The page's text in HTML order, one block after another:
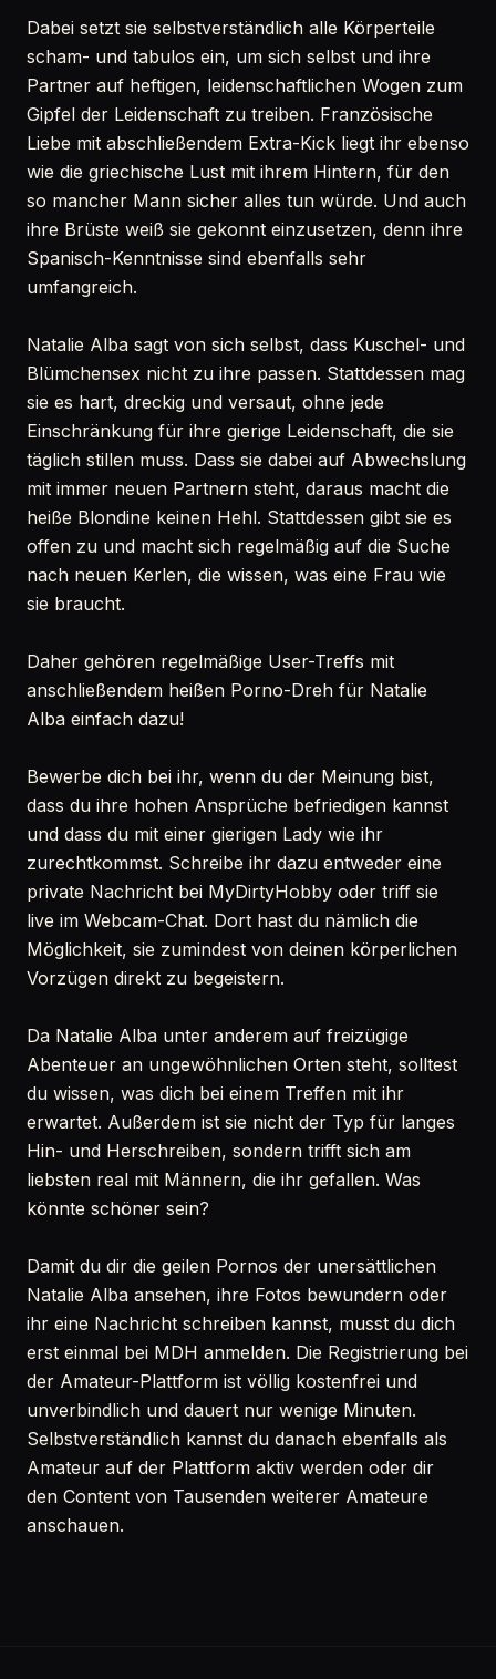
Dabei setzt sie selbstverständlich alle Körperteile
scham- und tabulos ein, um sich selbst und ihre
Partner auf heftigen, leidenschaftlichen Wogen zum
Gipfel der Leidenschaft zu treiben. Französische
Liebe mit abschließendem Extra-Kick liegt ihr ebenso
wie die griechische Lust mit ihrem Hintern, für den
so mancher Mann sicher alles tun würde. Und auch
ihre Brüste weiß sie gekonnt einzusetzen, denn ihre
Spanisch-Kenntnisse sind ebenfalls sehr
umfangreich.
Natalie Alba sagt von sich selbst, dass Kuschel- und
Blümchensex nicht zu ihre passen. Stattdessen mag
sie es hart, dreckig und versaut, ohne jede
Einschränkung für ihre gierige Leidenschaft, die sie
täglich stillen muss. Dass sie dabei auf Abwechslung
mit immer neuen Partnern steht, daraus macht die
heiße Blondine keinen Hehl. Stattdessen gibt sie es
offen zu und macht sich regelmäßig auf die Suche
nach neuen Kerlen, die wissen, was eine Frau wie
sie braucht.
Daher gehören regelmäßige User-Treffs mit
anschließendem heißen Porno-Dreh für Natalie
Alba einfach dazu!
Bewerbe dich bei ihr, wenn du der Meinung bist,
dass du ihre hohen Ansprüche befriedigen kannst
und dass du mit einer gierigen Lady wie ihr
zurechtkommst. Schreibe ihr dazu entweder eine
private Nachricht bei MyDirtyHobby oder triff sie
live im Webcam-Chat. Dort hast du nämlich die
Möglichkeit, sie zumindest von deinen körperlichen
Vorzügen direkt zu begeistern.
Da Natalie Alba unter anderem auf freizügige
Abenteuer an ungewöhnlichen Orten steht, solltest
du wissen, was dich bei einem Treffen mit ihr
erwartet. Außerdem ist sie nicht der Typ für langes
Hin- und Herschreiben, sondern trifft sich am
liebsten real mit Männern, die ihr gefallen. Was
könnte schöner sein?
Damit du dir die geilen Pornos der unersättlichen
Natalie Alba ansehen, ihre Fotos bewundern oder
ihr eine Nachricht schreiben kannst, musst du dich
erst einmal bei MDH anmelden. Die Registrierung bei
der Amateur-Plattform ist völlig kostenfrei und
unverbindlich und dauert nur wenige Minuten.
Selbstverständlich kannst du danach ebenfalls als
Amateur auf der Plattform aktiv werden oder dir
den Content von Tausenden weiterer Amateure
anschauen.